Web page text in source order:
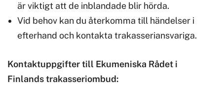
är viktigt att de inblandade blir hörda.
Vid behov kan du återkomma till händelser i
efterhand och kontakta trakasseriansvariga.
Kontaktuppgifter till Ekumeniska Rådet i
Finlands trakasseriombud: